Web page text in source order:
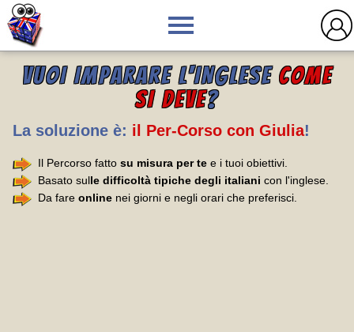
VUOI IMPARARE L'INGLESE COME
SI DEVE?
La soluzione è: il Per-Corso con Giulia!
Il Percorso fatto su misura per te e i tuoi obiettivi.
Basato sulle difficoltà tipiche degli italiani con l'inglese.
Da fare online nei giorni e negli orari che preferisci.